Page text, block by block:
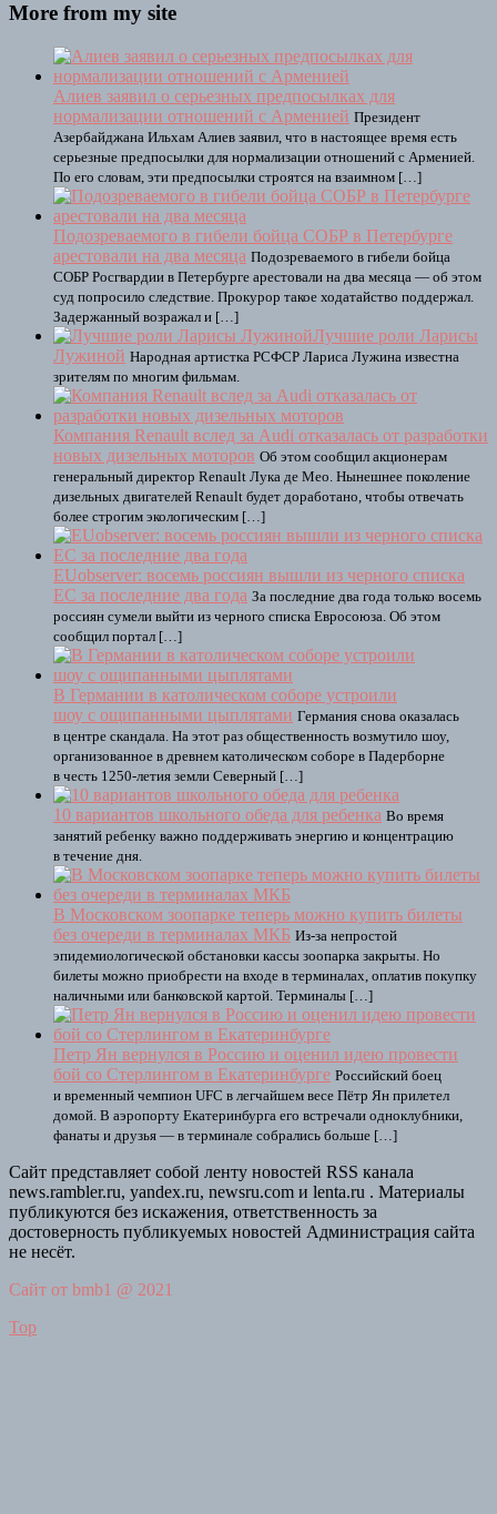
More from my site
Алиев заявил о серьезных предпосылках для
нормализации отношений с Арменией Президент
Азербайджана Ильхам Алиев заявил, что в настоящее время есть
серьезные предпосылки для нормализации отношений с Арменией.
По его словам, эти предпосылки строятся на взаимном […]
Подозреваемого в гибели бойца СОБР в Петербурге
арестовали на два месяца Подозреваемого в гибели бойца
СОБР Росгвардии в Петербурге арестовали на два месяца — об этом
суд попросило следствие. Прокурор такое ходатайство поддержал.
Задержанный возражал и […]
Лучшие роли Ларисы
Лужиной Народная артистка РСФСР Лариса Лужина известна
зрителям по многим фильмам.
Компания Renault вслед за Audi отказалась от разработки
новых дизельных моторов Об этом сообщил акционерам
генеральный директор Renault Лука де Мео. Нынешнее поколение
дизельных двигателей Renault будет доработано, чтобы отвечать
более строгим экологическим […]
EUobserver: восемь россиян вышли из черного списка
ЕС за последние два года За последние два года только восемь
россиян сумели выйти из черного списка Евросоюза. Об этом
сообщил портал […]
В Германии в католическом соборе устроили
шоу с ощипанными цыплятами Германия снова оказалась
в центре скандала. На этот раз общественность возмутило шоу,
организованное в древнем католическом соборе в Падерборне
в честь 1250-летия земли Северный […]
10 вариантов школьного обеда для ребенка Во время
занятий ребенку важно поддерживать энергию и концентрацию
в течение дня.
В Московском зоопарке теперь можно купить билеты
без очереди в терминалах МКБ Из-за непростой
эпидемиологической обстановки кассы зоопарка закрыты. Но
билеты можно приобрести на входе в терминалах, оплатив покупку
наличными или банковской картой. Терминалы […]
Петр Ян вернулся в Россию и оценил идею провести
бой со Стерлингом в Екатеринбурге Российский боец
и временный чемпион UFC в легчайшем весе Пётр Ян прилетел
домой. В аэропорту Екатеринбурга его встречали одноклубники,
фанаты и друзья — в терминале собрались больше […]
Сайт представляет собой ленту новостей RSS канала
news.rambler.ru, yandex.ru, newsru.com и lenta.ru . Материалы
публикуются без искажения, ответственность за
достоверность публикуемых новостей Администрация сайта
не несёт.
Сайт от bmb1 @ 2021
Top